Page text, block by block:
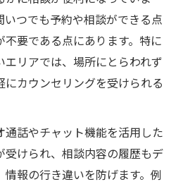
ライン相談の柔軟な活用例
う婚活スタイルの作り方
ラインの気軽な始め方解説
たいオンラインの強み
ライン対応の利便性とは
でプライバシーが守られる
ラインの費用感を比較する
つでも予約や相談ができる点
要である点にあります。特に
リアでは、場所にとらわれず
カウンセリングを受けられる
話やチャット機能を活用した
受けられ、相談内容の履歴もデ
報の行き違いを防げます。例